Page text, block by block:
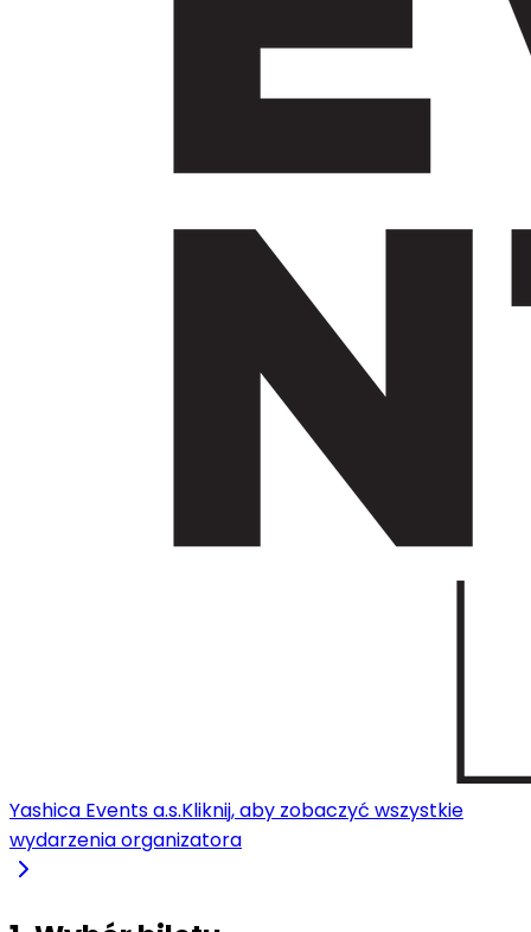
Yashica Events a.s.Kliknij, aby zobaczyć wszystkie
wydarzenia organizatora